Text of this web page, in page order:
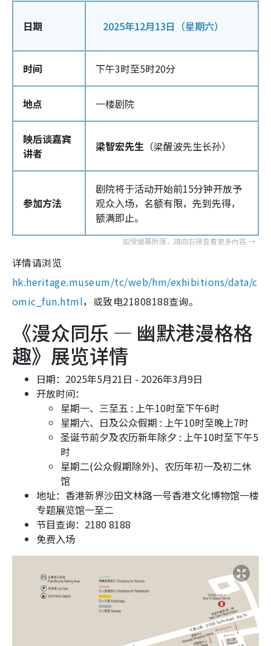
日期 2025年12月13日（星期六）
时间 下午3时至5时20分
地点 一楼剧院
映后谈嘉宾
讲者
梁智宏先生 （梁醒波先生长孙）
参加方法
剧院将于活动开始前15分钟开放予
观众入场，名额有限，先到先得，
额满即止。
详情请浏览
hk.heritage.museum/tc/web/hm/exhibitions/data/c
omic_fun.html，或致电21808188查询。
《漫众同乐 — 幽默港漫格格
趣》展览详情
日期：2025年5月21日 - 2026年3月9日
开放时间：
星期一、三至五 : 上午10时至下午6时
星期六、日及公众假期 : 上午10时至晚上7时
圣诞节前夕及农历新年除夕 : 上午10时至下午5
时
星期二(公众假期除外)、农历年初一及初二休
馆
地址：香港新界沙田文林路一号香港文化博物馆一楼
专题展览馆一至二
节目查询：2180 8188
免费入场